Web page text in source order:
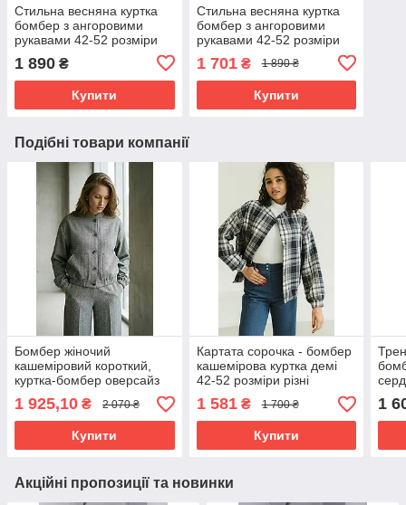
Стильна весняна куртка
бомбер з ангоровими
рукавами 42-52 розміри
1 890 ₴
Купити
Стильна весняна куртка
бомбер з ангоровими
рукавами 42-52 розміри
1 701₴ 1 890 ₴
Купити
Подібні товари компанії
Бомбер жіночий
кашеміровий короткий,
куртка-бомбер оверсайз
на ґудзиках демісезонна
42-52 розміри сірий
1 925,10 ₴ 2 070 ₴
Купити
Картата сорочка - бомбер
кашемірова куртка демі
42-52 розміри різні
кольори синя клітинка
1 581₴ 1 700 ₴
Купити
1
Акційні пропозиції та новинки